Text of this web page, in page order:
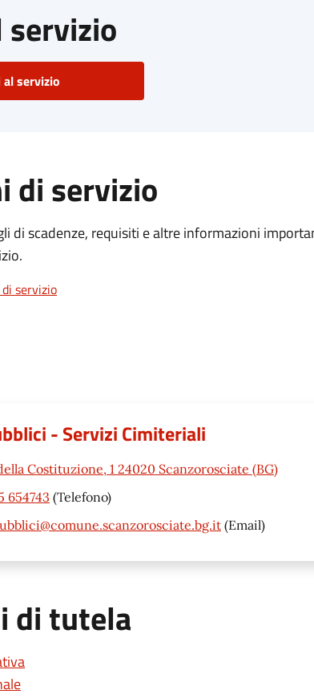
servizio
al servizio
di servizio
di scadenze, requisiti e altre informazioni
servizio
- Servizi Cimiteriali
Costituzione, 1 24020 Scanzorosciate (BG)
654743 (Telefono)
(Email)
di tutela